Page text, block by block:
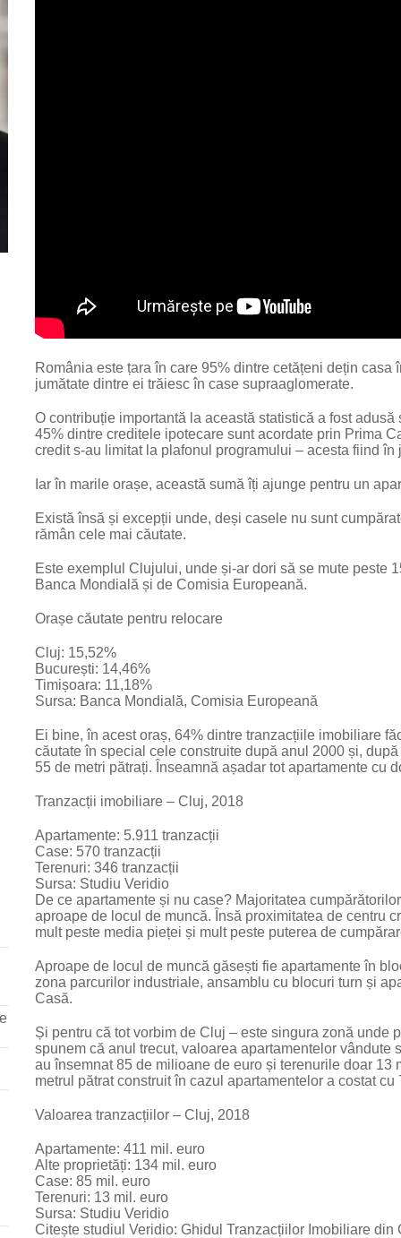
România este țara în care 95% dintre cetățeni dețin
jumătate dintre ei trăiesc în case supraaglomerate.
O contribuție importantă la această statistică a fost
45% dintre creditele ipotecare sunt acordate prin Prima
credit s-au limitat la plafonul programului – acesta fiind
Iar în marile orașe, această sumă îți ajunge pentru un
Există însă și excepții unde, deși casele nu sunt
rămân cele mai căutate.
Este exemplul Clujului, unde și-ar dori să se mute peste
Banca Mondială și de Comisia Europeană.
Orașe căutate pentru relocare
Cluj: 15,52%
București: 14,46%
Timișoara: 11,18%
Sursa: Banca Mondială, Comisia Europeană
Ei bine, în acest oraș, 64% dintre tranzacțiile imobiliare
căutate în special cele construite după anul 2000 și,
55 de metri pătrați. Înseamnă așadar tot apartamente cu
Tranzacții imobiliare – Cluj, 2018
Apartamente: 5.911 tranzacții
Case: 570 tranzacții
Terenuri: 346 tranzacții
Sursa: Studiu Veridio
De ce apartamente și nu case? Majoritatea
aproape de locul de muncă. Însă proximitatea de centru
mult peste media pieței și mult peste puterea de
Aproape de locul de muncă găsești fie apartamente în
zona parcurilor industriale, ansamblu cu blocuri turn și
Casă.
Și pentru că tot vorbim de Cluj – este singura zonă unde
spunem că anul trecut, valoarea apartamentelor
au însemnat 85 de milioane de euro și terenurile doar
metrul pătrat construit în cazul apartamentelor a costat cu
Valoarea tranzacțiilor – Cluj, 2018
Apartamente: 411 mil. euro
Alte proprietăți: 134 mil. euro
Case: 85 mil. euro
Terenuri: 13 mil. euro
Sursa: Studiu Veridio
Citește studiul Veridio: Ghidul Tranzacțiilor Imobiliare